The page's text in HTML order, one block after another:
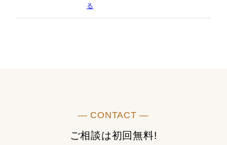
る
― CONTACT ―
ご相談は初回無料!